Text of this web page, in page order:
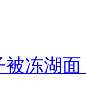
被冻湖